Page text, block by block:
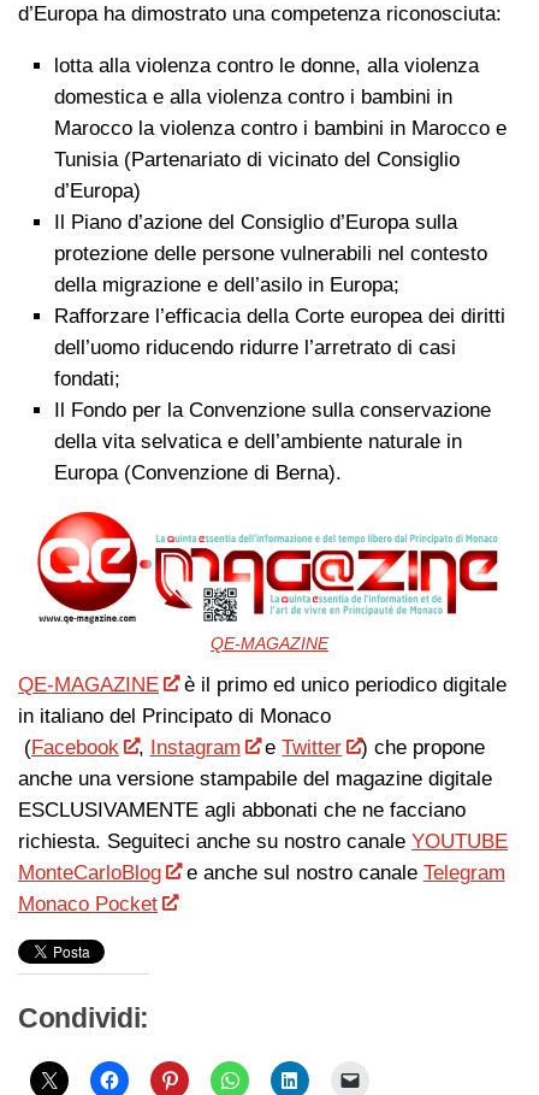
d’Europa ha dimostrato una competenza riconosciuta:
lotta alla violenza contro le donne, alla violenza
domestica e alla violenza contro i bambini in
Marocco la violenza contro i bambini in Marocco e
Tunisia (Partenariato di vicinato del Consiglio
d’Europa)
Il Piano d’azione del Consiglio d’Europa sulla
protezione delle persone vulnerabili nel contesto
della migrazione e dell’asilo in Europa;
Rafforzare l’efficacia della Corte europea dei diritti
dell’uomo riducendo ridurre l’arretrato di casi
fondati;
Il Fondo per la Convenzione sulla conservazione
della vita selvatica e dell’ambiente naturale in
Europa (Convenzione di Berna).
QE-MAGAZINE
QE-MAGAZINE
è il primo ed unico periodico digitale
in italiano del Principato di Monaco
(Facebook , Instagram eTwitter
) che propone
anche una versione stampabile del magazine digitale
ESCLUSIVAMENTE agli abbonati che ne facciano
richiesta. Seguiteci anche su nostro canale YOUTUBE
MonteCarloBlog
e anche sul nostro canale Telegram
Monaco Pocket
Condividi: